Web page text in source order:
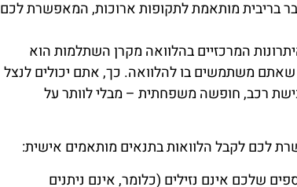
בלוח גרייס. מדובר בריבית מותאמת לתקופות ארוכות, המאפשרת לכם
המרכזיים בהלוואה מקרן השתלמות הוא
משתמשים בו להלוואה. כך, אתם יכולים לנצל
רכב, חופשה משפחתית – מבלי לוותר על
לכם לקבל הלוואות בתנאים מותאמים אישית:
שלכם אינם נזילים (כלומר, אינם ניתנים